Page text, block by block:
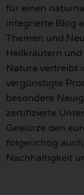
für einen
integrierte Blog
Themen und
Heilkräutern
Natura vertreibt
vergünstigte
besondere
zertifizierte
Gewürze den
folgerichtig
Nachhaltigkeit